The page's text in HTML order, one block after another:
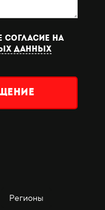
согласие на
данных
Регионы